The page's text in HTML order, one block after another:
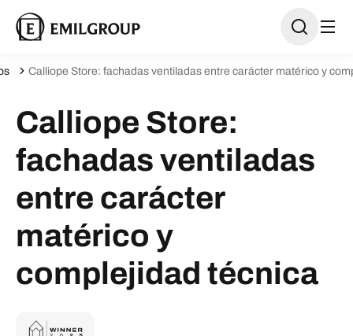
Calliope Store: fachadas ventiladas entre carácter matérico y
Calliope Store:
fachadas ventiladas
entre carácter
matérico y
complejidad técnica